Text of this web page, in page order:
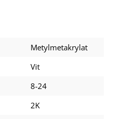
Metylmetakrylat
Vit
8-24
2K